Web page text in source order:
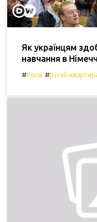
Як українцям
навчання в
#Росія #Штаб-